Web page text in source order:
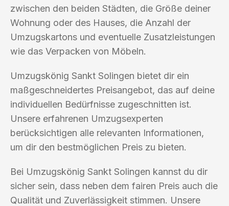
zwischen den beiden Städten, die Größe deiner
Wohnung oder des Hauses, die Anzahl der
Umzugskartons und eventuelle Zusatzleistungen
wie das Verpacken von Möbeln.
Umzugskönig Sankt Solingen bietet dir ein
maßgeschneidertes Preisangebot, das auf deine
individuellen Bedürfnisse zugeschnitten ist.
Unsere erfahrenen Umzugsexperten
berücksichtigen alle relevanten Informationen,
um dir den bestmöglichen Preis zu bieten.
Bei Umzugskönig Sankt Solingen kannst du dir
sicher sein, dass neben dem fairen Preis auch die
Qualität und Zuverlässigkeit stimmen. Unsere